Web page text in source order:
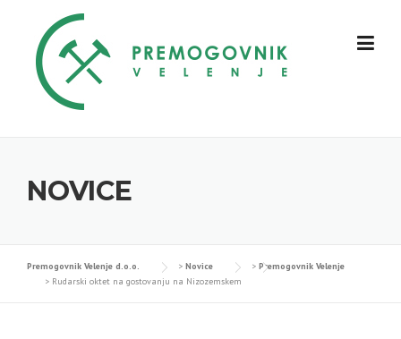
content
NOVICE
Premogovnik Velenje d.o.o. > Novice > Premogovnik Velenje
> Rudarski oktet na gostovanju na Nizozemskem